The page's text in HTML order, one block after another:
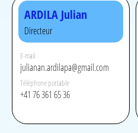
ARDILA Julian
Directeur
E-mail
julianan.ardilapa@gmail.com
Téléphone portable
+41 76 361 65 36